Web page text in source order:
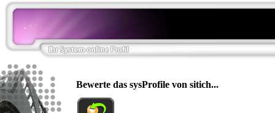
Bewerte das sysProfile von sitich...